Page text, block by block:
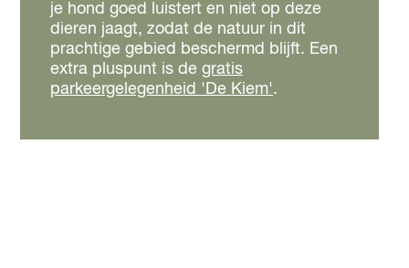
je hond goed luistert en niet op deze
dieren jaagt, zodat de natuur in dit
prachtige gebied beschermd blijft. Een
extra pluspunt is de gratis
parkeergelegenheid 'De Kiem'.